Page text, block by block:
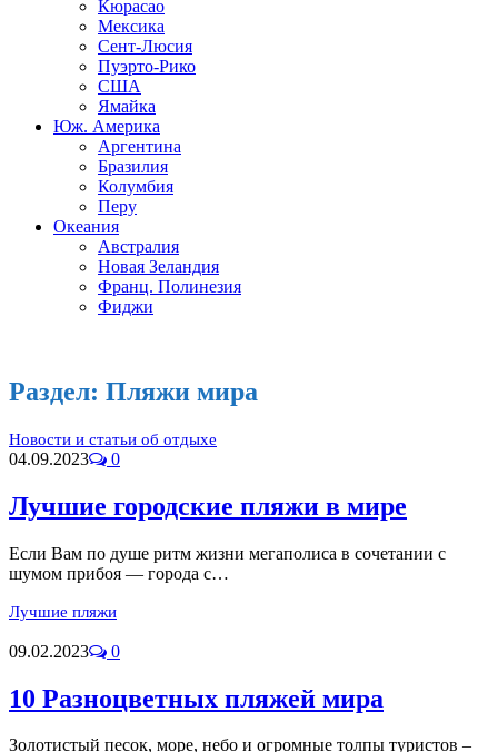
Кюрасао
Мексика
Сент-Люсия
Пуэрто-Рико
США
Ямайка
Юж. Америка
Аргентина
Бразилия
Колумбия
Перу
Океания
Австралия
Новая Зеландия
Франц. Полинезия
Фиджи
Раздел: Пляжи мира
Новости и статьи об отдыхе
04.09.2023 0
Лучшие городские пляжи в мире
Если Вам по душе ритм жизни мегаполиса в сочетании с
шумом прибоя — города с…
Лучшие пляжи
09.02.2023 0
10 Разноцветных пляжей мира
Золотистый песок, море, небо и огромные толпы туристов –